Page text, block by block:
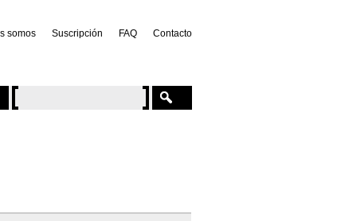
somos Suscripción FAQ Contacto